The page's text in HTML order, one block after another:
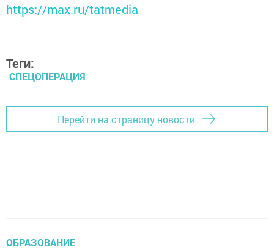
https://max.ru/tatmedia
Теги:
СПЕЦОПЕРАЦИЯ
Перейти на страницу новости
ОБРАЗОВАНИЕ